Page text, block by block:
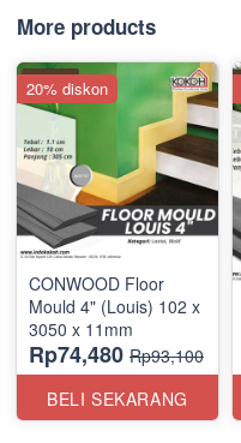
More products
CONWOOD Floor
Mould 4" (Louis) 102 x
3050 x 11mm
Rp74,480 Rp93,100
BELI SEKARANG
20% diskon